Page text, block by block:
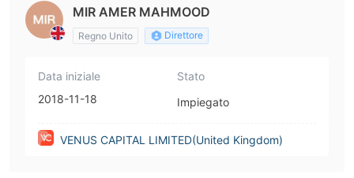
MIR AMER MAHMOOD
Regno Unito Direttore
Data iniziale
2018-11-18
Stato
Impiegato
VENUS CAPITAL LIMITED(United Kingdom)